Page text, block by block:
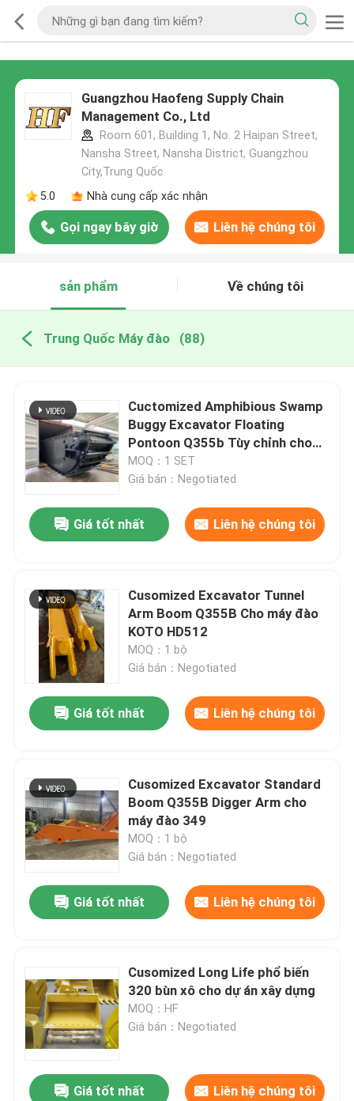
Guangzhou Haofeng Supply Chain
Management Co., Ltd
Room 601, Building 1, No. 2 Haipan Street,
Nansha Street, Nansha District, Guangzhou
City,Trung Quốc
5.0
Nhà cung cấp xác nhận
Gọi ngay bây giờ Liên hệ chúng tôi
sản phẩm Về chúng tôi
Trung Quốc Máy đào (88)
Cuctomized Amphibious Swamp
Buggy Excavator Floating
Pontoon Q355b Tùy chỉnh cho
máy đào Sy135
MOQ：1 SET
Giá bán：Negotiated
Giá tốt nhất Liên hệ chúng tôi
Cusomized Excavator Tunnel
Arm Boom Q355B Cho máy đào
KOTO HD512
MOQ：1 bộ
Giá bán：Negotiated
Giá tốt nhất Liên hệ chúng tôi
Cusomized Excavator Standard
Boom Q355B Digger Arm cho
máy đào 349
MOQ：1 bộ
Giá bán：Negotiated
Giá tốt nhất Liên hệ chúng tôi
Cusomized Long Life phổ biến
320 bùn xô cho dự án xây dựng
MOQ：HF
Giá bán：Negotiated
Giá tốt nhất Liên hệ chúng tôi